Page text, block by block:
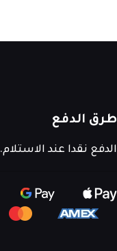
طرق الدفع
الدفع نقدا عند الاستلام.